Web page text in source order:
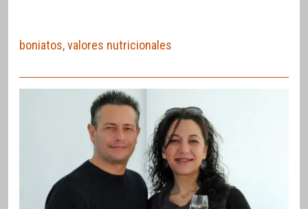
boniatos,valores nutricionales